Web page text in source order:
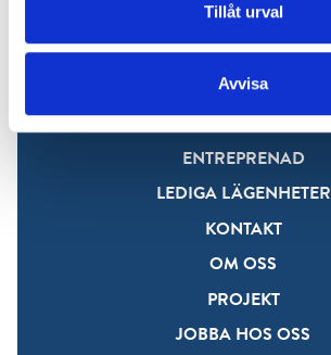
Tillåt urval
Avvisa
0480-44 44 90
FASTIGHET
BYGGSERVICE
ENTREPRENAD
LEDIGA LÄGENHETER
KONTAKT
OM OSS
PROJEKT
JOBBA HOS OSS